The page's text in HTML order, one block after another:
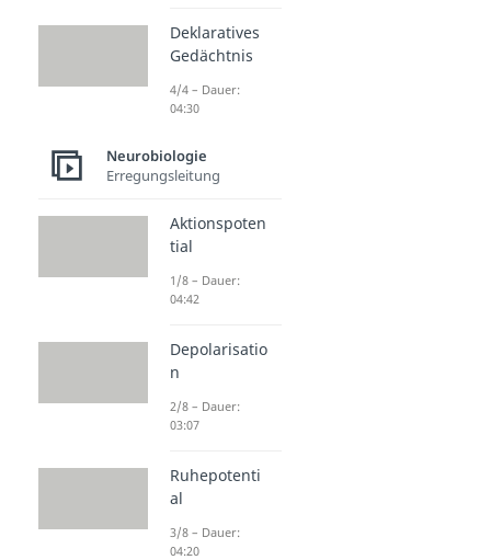
Deklaratives
Gedächtnis
4/4 – Dauer:
04:30
Neurobiologie
Erregungsleitung
Aktionspoten
tial
1/8 – Dauer:
04:42
Depolarisatio
n
2/8 – Dauer:
03:07
Ruhepotenti
al
3/8 – Dauer:
04:20